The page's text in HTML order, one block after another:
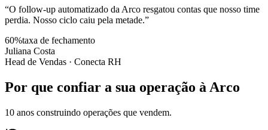
“O follow-up automatizado da Arco resgatou contas que nosso time
perdia. Nosso ciclo caiu pela metade.”
60%taxa de fechamento
Juliana Costa
Head de Vendas · Conecta RH
Por que confiar a sua operação à Arco
10 anos construindo operações que vendem.